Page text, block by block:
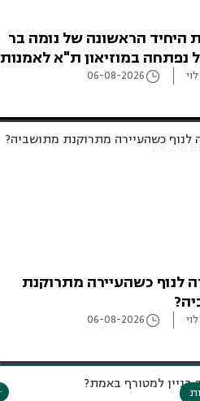
היחיד הראשונה של נומה בר
נפתחה במוזיאון ת"א לאמנות
06-08-2026
מהעולם
לנוף כשהעיירה מתרוקנת
06-08-2026